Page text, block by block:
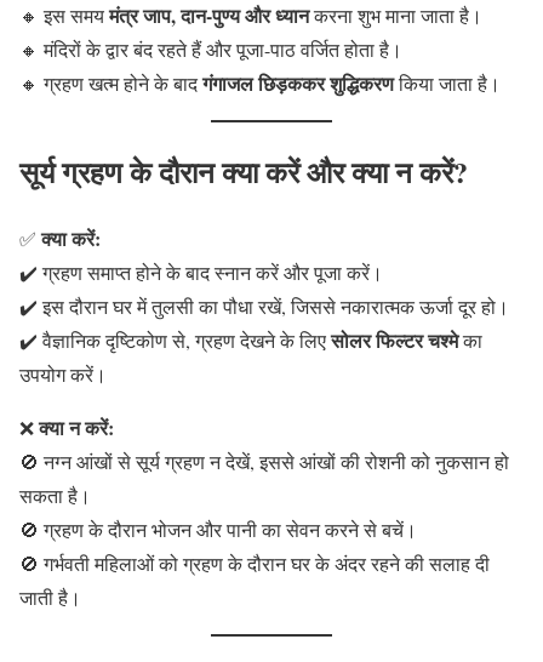
🔸 इस समयमंत्र जाप, दान-पुण्य और ध्यानकरना शुभ माना जाता है।
🔸 मंदिरों के द्वार बंद रहते हैं और पूजा-पाठ वर्जित होता है।
🔸 ग्रहण खत्म होने के बादगंगाजल छिड़ककर शुद्धिकरणकिया जाता है।
सूर्य ग्रहण के दौरान क्या करें और क्या न करें?
✅क्या करें:
✔️ ग्रहण समाप्त होने के बाद स्नान करें और पूजा करें।
✔️ इस दौरान घर में तुलसी का पौधा रखें, जिससे नकारात्मक ऊर्जा दूर हो।
✔️ वैज्ञानिक दृष्टिकोण से, ग्रहण देखने के लिएसोलर फिल्टर चश्मेका
उपयोग करें।
❌क्या न करें:
🚫 नग्न आंखों से सूर्य ग्रहण न देखें, इससे आंखों की रोशनी को नुकसान हो
सकता है।
🚫 ग्रहण के दौरान भोजन और पानी का सेवन करने से बचें।
🚫 गर्भवती महिलाओं को ग्रहण के दौरान घर के अंदर रहने की सलाह दी
जाती है।